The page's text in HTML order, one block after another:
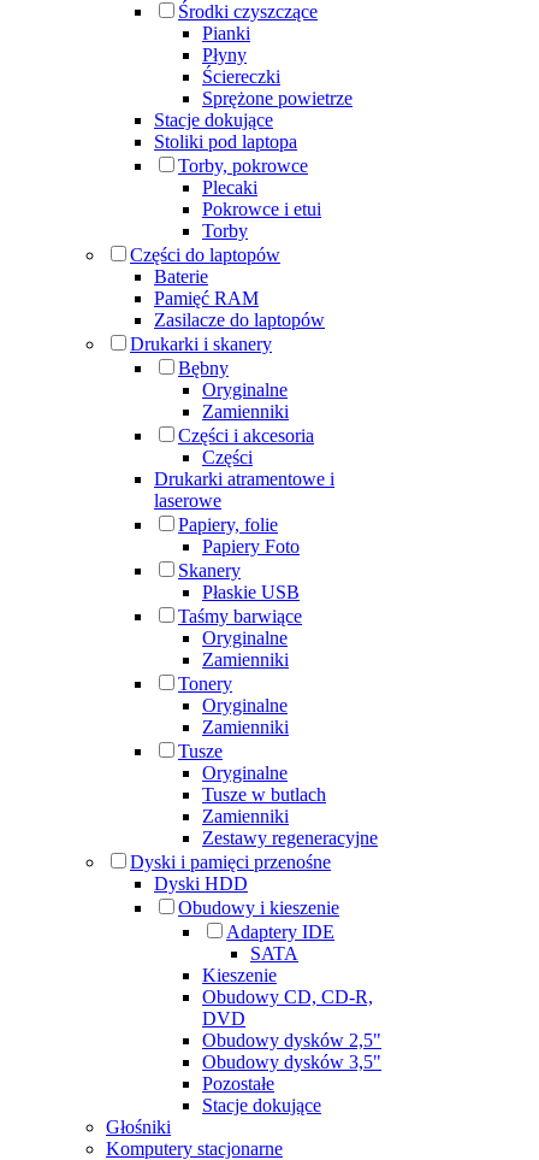
Środki czyszczące
Pianki
Płyny
Ściereczki
Sprężone powietrze
Stacje dokujące
Stoliki pod laptopa
Torby, pokrowce
Plecaki
Pokrowce i etui
Torby
Części do laptopów
Baterie
Pamięć RAM
Zasilacze do laptopów
Drukarki i skanery
Bębny
Oryginalne
Zamienniki
Części i akcesoria
Części
Drukarki atramentowe i
laserowe
Papiery, folie
Papiery Foto
Skanery
Płaskie USB
Taśmy barwiące
Oryginalne
Zamienniki
Tonery
Oryginalne
Zamienniki
Tusze
Oryginalne
Tusze w butlach
Zamienniki
Zestawy regeneracyjne
Dyski i pamięci przenośne
Dyski HDD
Obudowy i kieszenie
Adaptery IDE
SATA
Kieszenie
Obudowy CD, CD-R,
DVD
Obudowy dysków 2,5"
Obudowy dysków 3,5"
Pozostałe
Stacje dokujące
Głośniki
Komputery stacjonarne